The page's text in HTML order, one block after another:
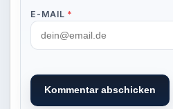
E-MAIL *
Kommentar abschicken